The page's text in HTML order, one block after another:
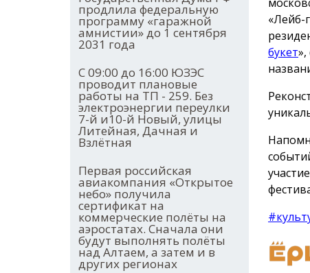
продлила федеральную
программу «гаражной
амнистии» до 1 сентября
2031 года
С 09:00 до 16:00 ЮЗЭС
проводит плановые
работы на ТП - 259. Без
электроэнергии переулки
7-й и10-й Новый, улицы
Литейная, Дачная и
Взлётная
Первая российская
авиакомпания «Открытое
небо» получила
сертификат на
коммерческие полёты на
аэростатах. Сначала они
будут выполнять полёты
над Алтаем, а затем и в
других регионах
«Лейб-
букет